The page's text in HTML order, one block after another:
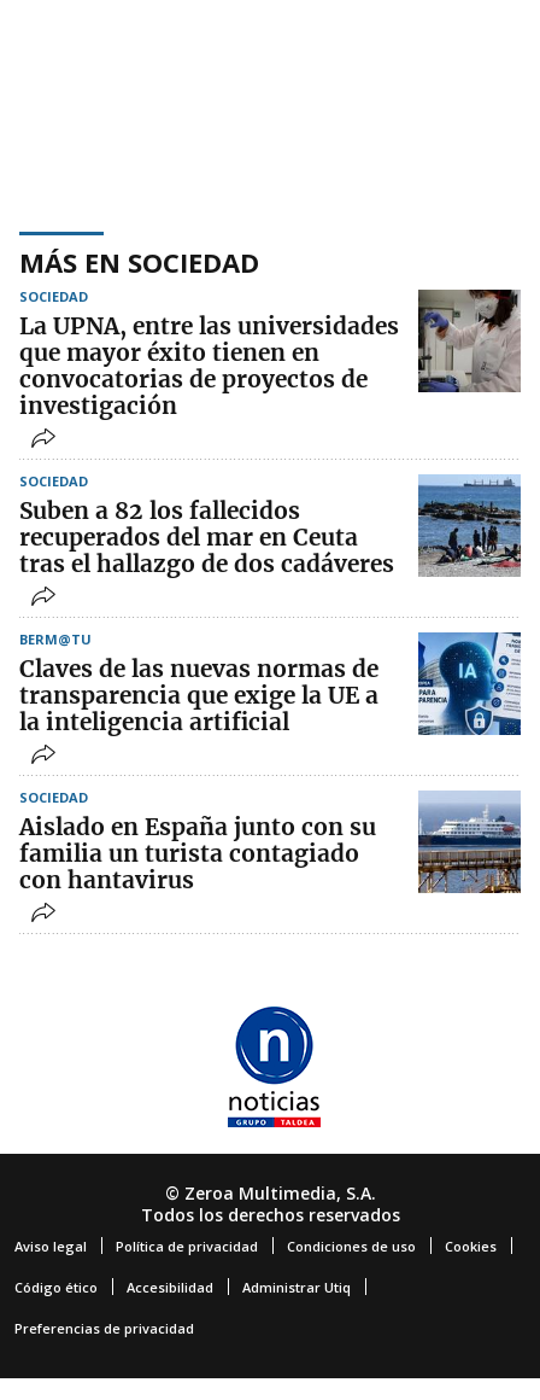
MÁS EN SOCIEDAD
SOCIEDAD
La UPNA, entre las universidades
que mayor éxito tienen en
convocatorias de proyectos de
investigación
SOCIEDAD
Suben a 82 los fallecidos
recuperados del mar en Ceuta
tras el hallazgo de dos cadáveres
BERM@TU
Claves de las nuevas normas de
transparencia que exige la UE a
la inteligencia artificial
SOCIEDAD
Aislado en España junto con su
familia un turista contagiado
con hantavirus
© Zeroa Multimedia, S.A.
Todos los derechos reservados
Aviso legal Política de privacidad Condiciones de uso Cookies
Código ético Accesibilidad Administrar Utiq
Preferencias de privacidad